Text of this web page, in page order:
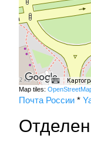
Map tiles:
Почта России *